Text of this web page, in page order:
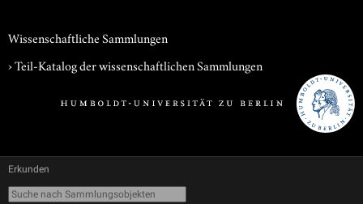
Wissenschaftliche Sammlungen
› Teil-Katalog der wissenschaftlichen Sammlungen
Erkunden